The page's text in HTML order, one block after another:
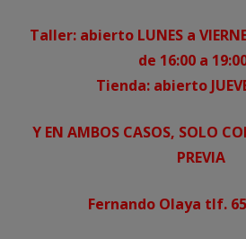
Taller: abierto LUNES a
de 16:00 a
Tienda: abierto
Y EN AMBOS CASOS, SOLO
PREVIA
Fernando Olaya tlf.